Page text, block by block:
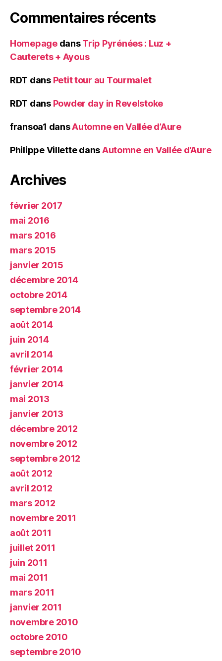
Commentaires récents
HomepagedansTrip Pyrénées : Luz +
Cauterets + Ayous
RDT dans Petit tour au Tourmalet
RDT dans Powder day in Revelstoke
fransoa1 dansAutomne en Vallée d’Aure
Philippe VillettedansAutomne en Vallée d’Aure
Archives
février 2017
mai 2016
mars 2016
mars 2015
janvier 2015
décembre 2014
octobre 2014
septembre 2014
août 2014
juin 2014
avril 2014
février 2014
janvier 2014
mai 2013
janvier 2013
décembre 2012
novembre 2012
septembre 2012
août 2012
avril 2012
mars 2012
novembre 2011
août 2011
juillet 2011
juin 2011
mai 2011
mars 2011
janvier 2011
novembre 2010
octobre 2010
septembre 2010